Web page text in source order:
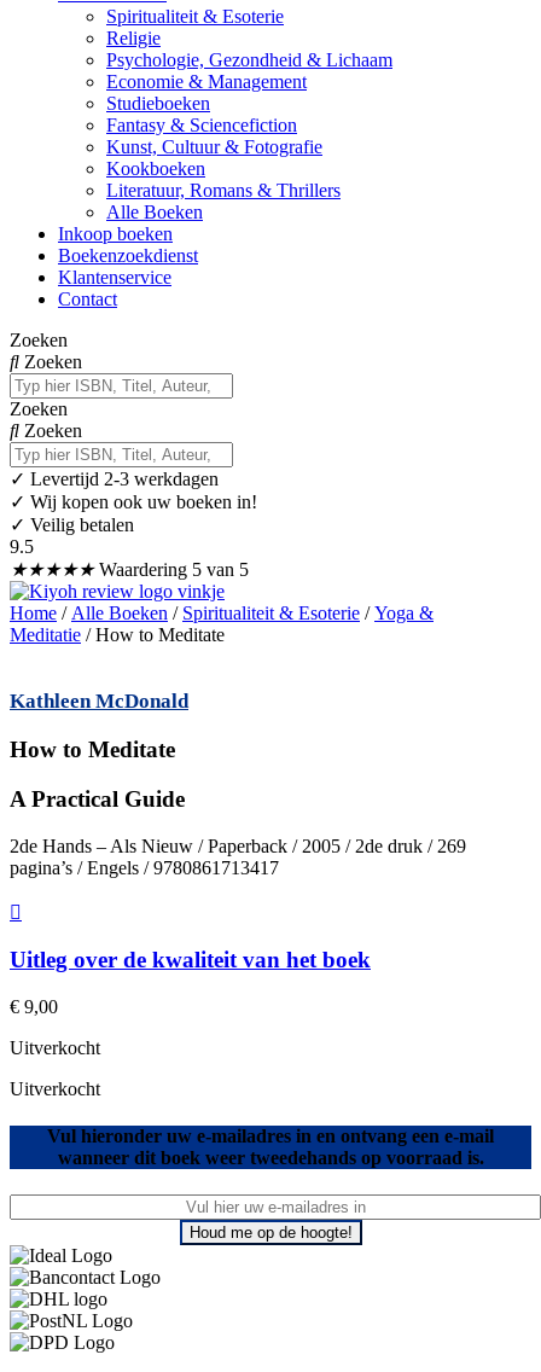
Spiritualiteit & Esoterie
Religie
Psychologie, Gezondheid & Lichaam
Economie & Management
Studieboeken
Fantasy & Sciencefiction
Kunst, Cultuur & Fotografie
Kookboeken
Literatuur, Romans & Thrillers
Alle Boeken
Inkoop boeken
Boekenzoekdienst
Klantenservice
Contact
Zoeken
Zoeken
Zoeken
Zoeken
✓ Levertijd 2-3 werkdagen
✓ Wij kopen ook uw boeken in!
✓ Veilig betalen
9.5
★★★★★ Waardering 5 van 5
Home / Alle Boeken / Spiritualiteit & Esoterie /Yoga &
Meditatie / How to Meditate
Kathleen McDonald
How to Meditate
A Practical Guide
2de Hands – Als Nieuw / Paperback / 2005 / 2de druk / 269
pagina’s / Engels / 9780861713417
Uitleg over de kwaliteit van het boek
€ 9,00
Uitverkocht
Uitverkocht
Vul hieronder uw e-mailadres in en ontvang een e-mail
wanneer dit boek weer tweedehands op voorraad is.
Houd me op de hoogte!